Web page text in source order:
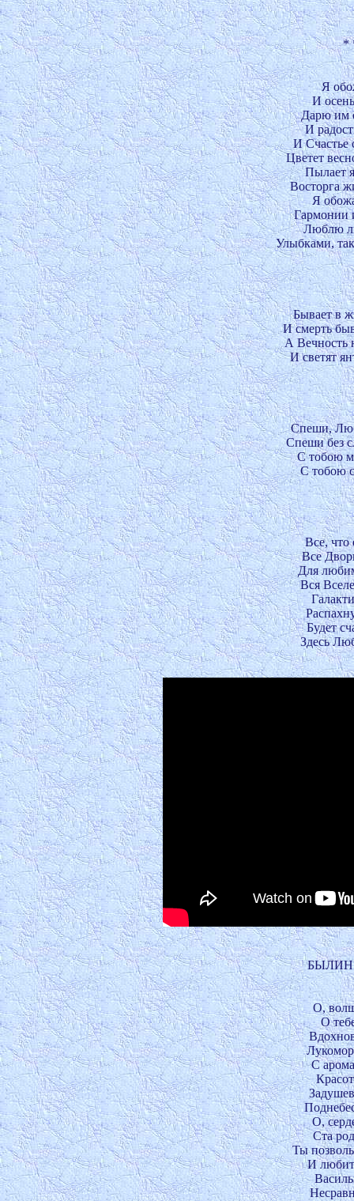
*
Я
И
Дарю им
И
И Счастье
Цветет
Пылает
Восторга
Я
Гармонии
Люблю
Улыбками,
Бывает в
И смерть
А Вечность
И светят
Спеши,
Спеши без
С тобою
С тобою
Все, что
Все
Для
Вся
Будет
Здесь
О,
О
С
О,
Ста
Ты
И